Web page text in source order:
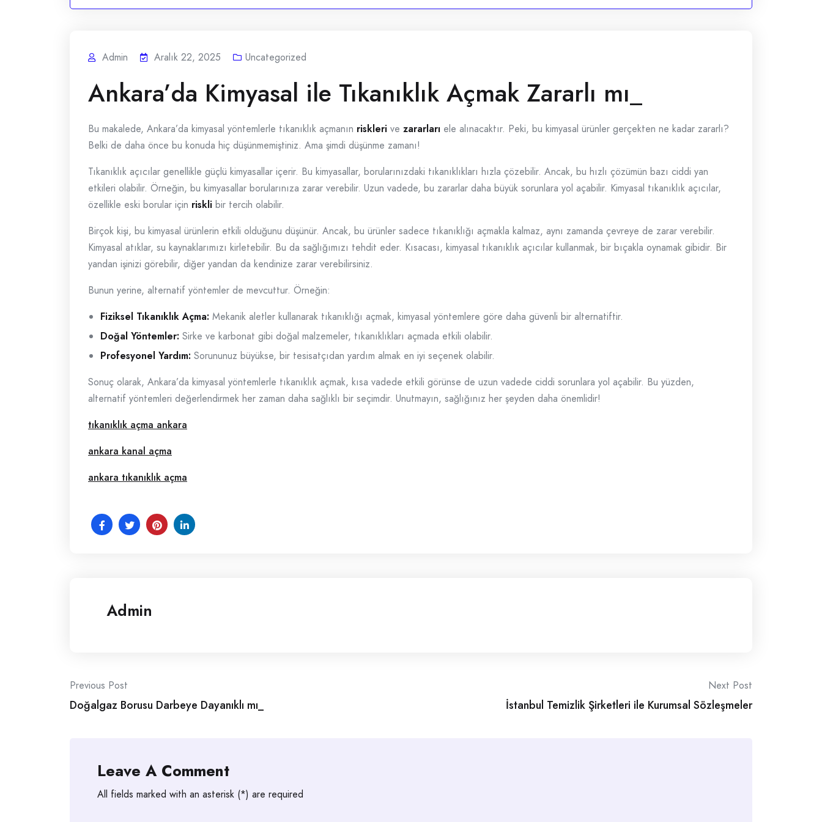
Admin Aralık 22, 2025 Uncategorized
Ankara’da Kimyasal ile Tıkanıklık Açmak Zararlı mı_
Bu makalede, Ankara’da kimyasal yöntemlerle tıkanıklık açmanın riskleri ve zararları ele alınacaktır. Peki, bu kimyasal ürünler gerçekten ne kadar zararlı?
Belki de daha önce bu konuda hiç düşünmemiştiniz. Ama şimdi düşünme zamanı!
Tıkanıklık açıcılar genellikle güçlü kimyasallar içerir. Bu kimyasallar, borularınızdaki tıkanıklıkları hızla çözebilir. Ancak, bu hızlı çözümün bazı ciddi yan
etkileri olabilir. Örneğin, bu kimyasallar borularınıza zarar verebilir. Uzun vadede, bu zararlar daha büyük sorunlara yol açabilir. Kimyasal tıkanıklık açıcılar,
özellikle eski borular için riskli bir tercih olabilir.
Birçok kişi, bu kimyasal ürünlerin etkili olduğunu düşünür. Ancak, bu ürünler sadece tıkanıklığı açmakla kalmaz, aynı zamanda çevreye de zarar verebilir.
Kimyasal atıklar, su kaynaklarımızı kirletebilir. Bu da sağlığımızı tehdit eder. Kısacası, kimyasal tıkanıklık açıcılar kullanmak, bir bıçakla oynamak gibidir. Bir
yandan işinizi görebilir, diğer yandan da kendinize zarar verebilirsiniz.
Bunun yerine, alternatif yöntemler de mevcuttur. Örneğin:
Fiziksel Tıkanıklık Açma: Mekanik aletler kullanarak tıkanıklığı açmak, kimyasal yöntemlere göre daha güvenli bir alternatiftir.
Doğal Yöntemler: Sirke ve karbonat gibi doğal malzemeler, tıkanıklıkları açmada etkili olabilir.
Profesyonel Yardım: Sorununuz büyükse, bir tesisatçıdan yardım almak en iyi seçenek olabilir.
Sonuç olarak, Ankara’da kimyasal yöntemlerle tıkanıklık açmak, kısa vadede etkili görünse de uzun vadede ciddi sorunlara yol açabilir. Bu yüzden,
alternatif yöntemleri değerlendirmek her zaman daha sağlıklı bir seçimdir. Unutmayın, sağlığınız her şeyden daha önemlidir!
tıkanıklık açma ankara
ankara kanal açma
ankara tıkanıklık açma
Admin
Post
navigation
Previous Post
Doğalgaz Borusu Darbeye Dayanıklı mı_
Next Post
İstanbul Temizlik Şirketleri ile Kurumsal Sözleşmeler
Leave A Comment
All fields marked with an asterisk (*) are required